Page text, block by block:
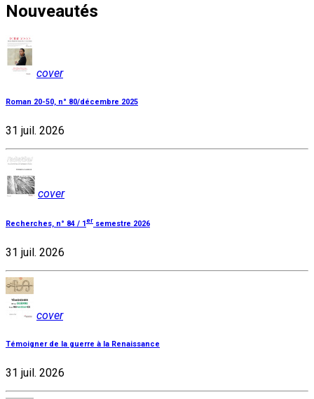
Nouveautés
cover
Roman 20-50, n° 80/décembre 2025
31 juil. 2026
cover
Recherches, n° 84 / 1 er semestre 2026
31 juil. 2026
cover
Témoigner de la guerre à la Renaissance
31 juil. 2026